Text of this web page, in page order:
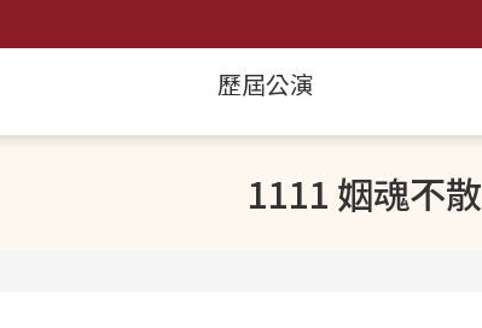
歷屆公演
1111 姻魂不散